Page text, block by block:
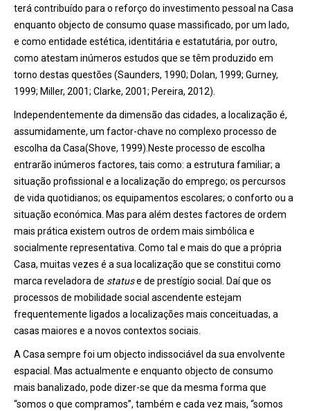
terá contribuído para o reforço do investimento pessoal na Casa
enquanto objecto de consumo quase massificado, por um lado,
e como entidade estética, identitária e estatutária, por outro,
como atestam inúmeros estudos que se têm produzido em
torno destas questões (Saunders, 1990; Dolan, 1999; Gurney,
1999; Miller, 2001; Clarke, 2001; Pereira, 2012).
Independentemente da dimensão das cidades, a localização é,
assumidamente, um factor-chave no complexo processo de
escolha da Casa(Shove, 1999).Neste processo de escolha
entrarão inúmeros factores, tais como: a estrutura familiar; a
situação profissional e a localização do emprego; os percursos
de vida quotidianos; os equipamentos escolares; o conforto ou a
situação económica. Mas para além destes factores de ordem
mais prática existem outros de ordem mais simbólica e
socialmente representativa. Como tal e mais do que a própria
Casa, muitas vezes é a sua localização que se constitui como
marca reveladora de statuse de prestígio social. Daí que os
processos de mobilidade social ascendente estejam
frequentemente ligados a localizações mais conceituadas, a
casas maiores e a novos contextos sociais.
A Casa sempre foi um objecto indissociável da sua envolvente
espacial. Mas actualmente e enquanto objecto de consumo
mais banalizado, pode dizer-se que da mesma forma que
“somos o que compramos”, também e cada vez mais, “somos